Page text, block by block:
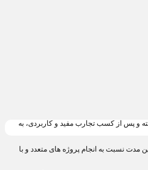
و پس از کسب تجارب مفید و کاربردی، به
مدت نسبت به انجام پروژه های متعدد و با